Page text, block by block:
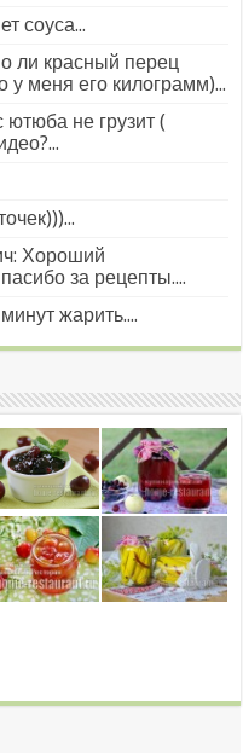
соуса...
ли красный перец
у меня его килограмм)...
ютюба не грузит (
Хороший
за рецепты....
жарить....